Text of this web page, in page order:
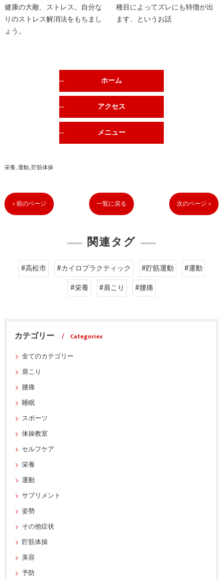
健康の大敵、ストレス。自分な
りのストレス解消法をもちまし
ょう。
種目によってズレにも特徴が出
ます、というお話
ホーム
アクセス
メニュー
栄養 運動 貯筋体操
< 前のページ 一覧に戻る 次のページ >
関連タグ
#高松市 #カイロプラクティック #貯筋運動
#運動
#栄養
#肩こり #腰痛
カテゴリー
Categories
全てのカテゴリー
肩こり
腰痛
睡眠
スポーツ
体操教室
セルフケア
栄養
運動
サプリメント
姿勢
その他症状
貯筋体操
美容
予防